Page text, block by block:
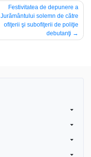
Festivitatea de depunere a
Jurământului solemn de către
ofiţerii şi subofiţerii de poliţie
debutanţi